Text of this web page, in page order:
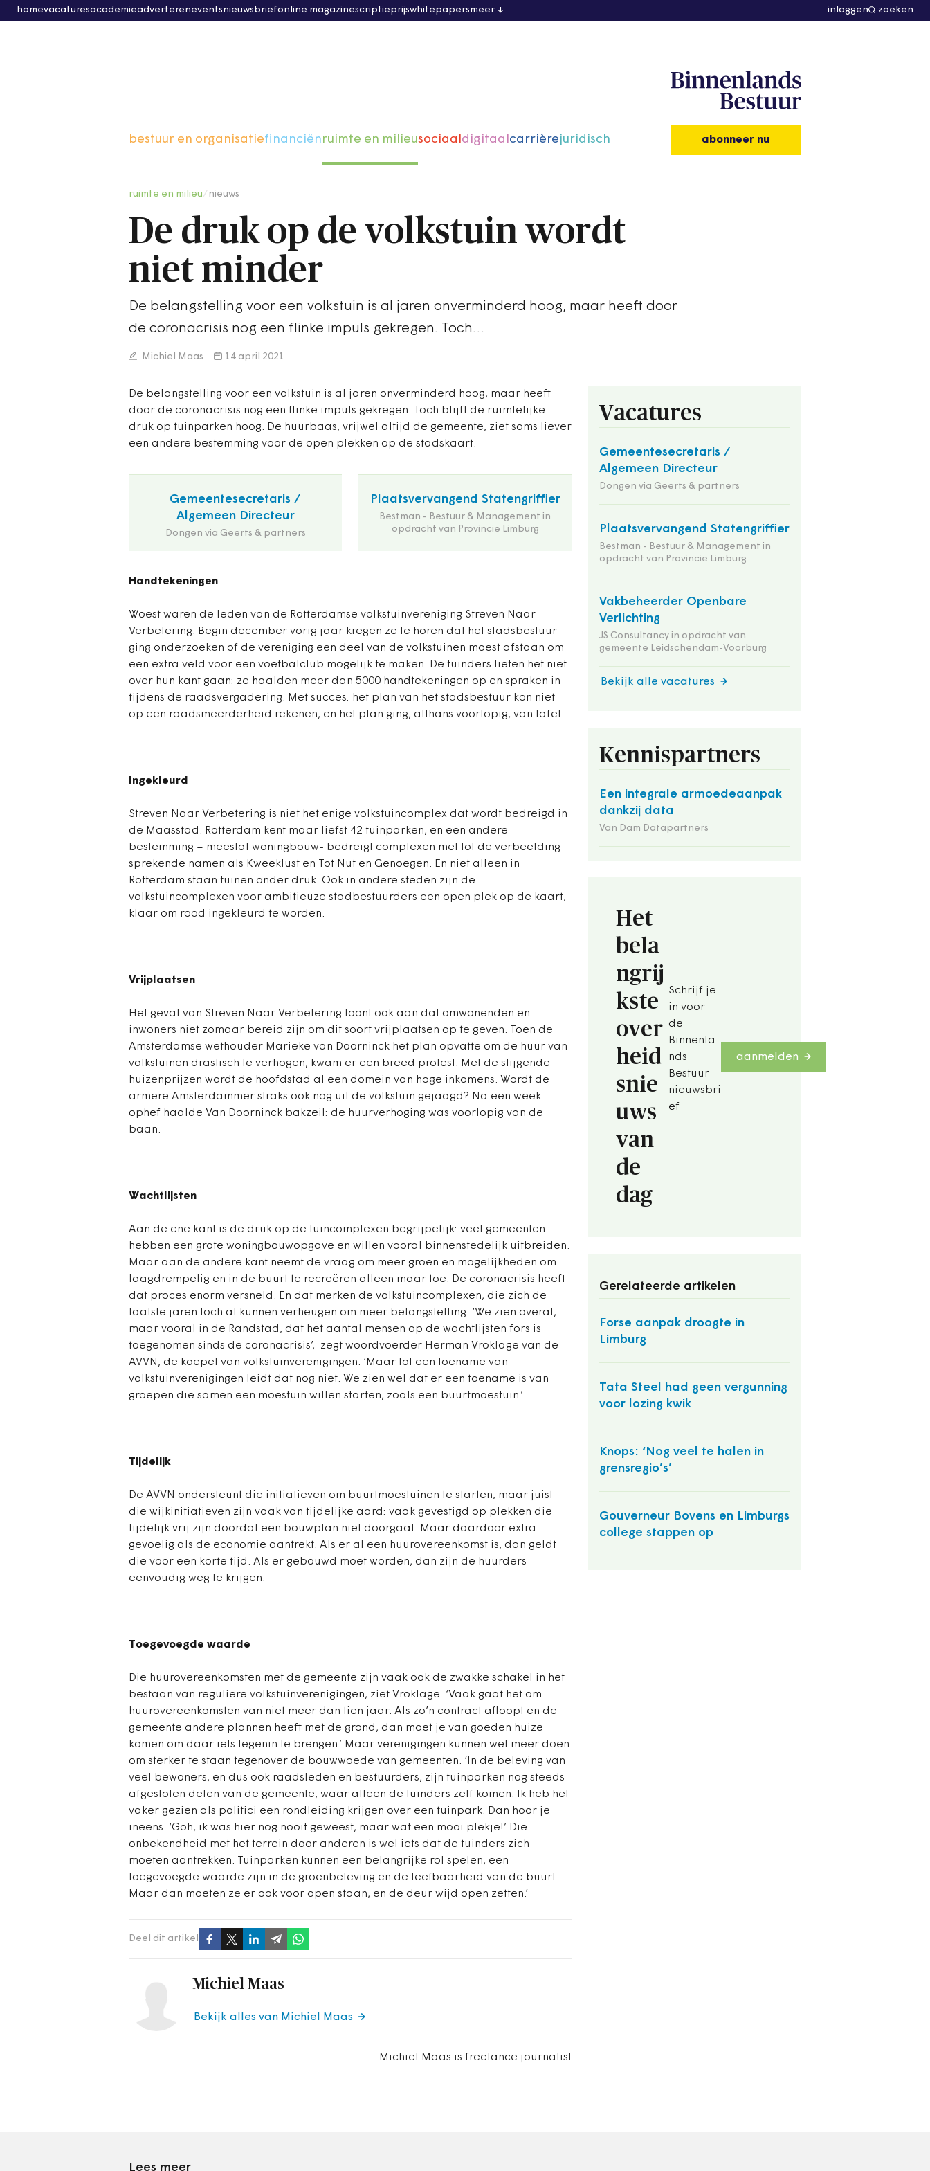
homevacaturesacademieadvertereneventsnieuwsbriefonline magazinescriptieprijswhitepapersmeer inloggen zoeken
bestuur en organisatiefinanciënruimte en milieusociaaldigitaalcarrièrejuridisch abonneer nu
ruimte en milieu nieuws
De druk op de volkstuin wordt
niet minder
De belangstelling voor een volkstuin is al jaren onverminderd hoog, maar heeft door
de coronacrisis nog een flinke impuls gekregen. Toch…
Michiel Maas 14 april 2021
De belangstelling voor een volkstuin is al jaren onverminderd hoog, maar heeft
door de coronacrisis nog een flinke impuls gekregen. Toch blijft de ruimtelijke
druk op tuinparken hoog. De huurbaas, vrijwel altijd de gemeente, ziet soms liever
een andere bestemming voor de open plekken op de stadskaart.
Gemeentesecretaris /
Algemeen Directeur
Dongen via Geerts & partners
Plaatsvervangend Statengriffier
Bestman - Bestuur & Management in
opdracht van Provincie Limburg
Handtekeningen
Vacatures
Gemeentesecretaris /
Algemeen Directeur
Dongen via Geerts & partners
Plaatsvervangend Statengriffier
Bestman - Bestuur & Management in
opdracht van Provincie Limburg
Vakbeheerder Openbare
Verlichting
JS Consultancy in opdracht van
gemeente Leidschendam-Voorburg
Bekijk alle vacatures
Kennispartners
Een integrale armoedeaanpak
dankzij data
Van Dam Datapartners
Het
bela
ngrij
kste
over
heid
snie
uws
van
de
dag
Schrijf je
in voor
de
Binnenla
nds
Bestuur
nieuwsbri
ef
aanmelden
Gerelateerde artikelen
Forse aanpak droogte in
Limburg
Tata Steel had geen vergunning
voor lozing kwik
Knops: ‘Nog veel te halen in
grensregio’s’
Gouverneur Bovens en Limburgs
college stappen op
Woest waren de leden van de Rotterdamse volkstuinvereniging Streven Naar
Verbetering. Begin december vorig jaar kregen ze te horen dat het stadsbestuur
ging onderzoeken of de vereniging een deel van de volkstuinen moest afstaan om
een extra veld voor een voetbalclub mogelijk te maken. De tuinders lieten het niet
over hun kant gaan: ze haalden meer dan 5000 handtekeningen op en spraken in
tijdens de raadsvergadering. Met succes: het plan van het stadsbestuur kon niet
op een raadsmeerderheid rekenen, en het plan ging, althans voorlopig, van tafel.
Ingekleurd
Streven Naar Verbetering is niet het enige volkstuincomplex dat wordt bedreigd in
de Maasstad. Rotterdam kent maar liefst 42 tuinparken, en een andere
bestemming – meestal woningbouw- bedreigt complexen met tot de verbeelding
sprekende namen als Kweeklust en Tot Nut en Genoegen. En niet alleen in
Rotterdam staan tuinen onder druk. Ook in andere steden zijn de
volkstuincomplexen voor ambitieuze stadbestuurders een open plek op de kaart,
klaar om rood ingekleurd te worden.
Vrijplaatsen
Het geval van Streven Naar Verbetering toont ook aan dat omwonenden en
inwoners niet zomaar bereid zijn om dit soort vrijplaatsen op te geven. Toen de
Amsterdamse wethouder Marieke van Doorninck het plan opvatte om de huur van
volkstuinen drastisch te verhogen, kwam er een breed protest. Met de stijgende
huizenprijzen wordt de hoofdstad al een domein van hoge inkomens. Wordt de
armere Amsterdammer straks ook nog uit de volkstuin gejaagd? Na een week
ophef haalde Van Doorninck bakzeil: de huurverhoging was voorlopig van de
baan.
Wachtlijsten
Aan de ene kant is de druk op de tuincomplexen begrijpelijk: veel gemeenten
hebben een grote woningbouwopgave en willen vooral binnenstedelijk uitbreiden.
Maar aan de andere kant neemt de vraag om meer groen en mogelijkheden om
laagdrempelig en in de buurt te recreëren alleen maar toe. De coronacrisis heeft
dat proces enorm versneld. En dat merken de volkstuincomplexen, die zich de
laatste jaren toch al kunnen verheugen om meer belangstelling. ‘We zien overal,
maar vooral in de Randstad, dat het aantal mensen op de wachtlijsten fors is
toegenomen sinds de coronacrisis’, zegt woordvoerder Herman Vroklage van de
AVVN, de koepel van volkstuinverenigingen. ‘Maar tot een toename van
volkstuinverenigingen leidt dat nog niet. We zien wel dat er een toename is van
groepen die samen een moestuin willen starten, zoals een buurtmoestuin.’
Tijdelijk
De AVVN ondersteunt die initiatieven om buurtmoestuinen te starten, maar juist
die wijkinitiatieven zijn vaak van tijdelijke aard: vaak gevestigd op plekken die
tijdelijk vrij zijn doordat een bouwplan niet doorgaat. Maar daardoor extra
gevoelig als de economie aantrekt. Als er al een huurovereenkomst is, dan geldt
die voor een korte tijd. Als er gebouwd moet worden, dan zijn de huurders
eenvoudig weg te krijgen.
Toegevoegde waarde
Die huurovereenkomsten met de gemeente zijn vaak ook de zwakke schakel in het
bestaan van reguliere volkstuinverenigingen, ziet Vroklage. ‘Vaak gaat het om
huurovereenkomsten van niet meer dan tien jaar. Als zo’n contract afloopt en de
gemeente andere plannen heeft met de grond, dan moet je van goeden huize
komen om daar iets tegenin te brengen.’ Maar verenigingen kunnen wel meer doen
om sterker te staan tegenover de bouwwoede van gemeenten. ‘In de beleving van
veel bewoners, en dus ook raadsleden en bestuurders, zijn tuinparken nog steeds
afgesloten delen van de gemeente, waar alleen de tuinders zelf komen. Ik heb het
vaker gezien als politici een rondleiding krijgen over een tuinpark. Dan hoor je
ineens: ‘Goh, ik was hier nog nooit geweest, maar wat een mooi plekje!’ Die
onbekendheid met het terrein door anderen is wel iets dat de tuinders zich
moeten aantrekken. Tuinparken kunnen een belangrijke rol spelen, een
toegevoegde waarde zijn in de groenbeleving en de leefbaarheid van de buurt.
Maar dan moeten ze er ook voor open staan, en de deur wijd open zetten.’
Deel dit artikel
Michiel Maas
Michiel Maas is freelance journalist
Bekijk alles van Michiel Maas
Lees meer